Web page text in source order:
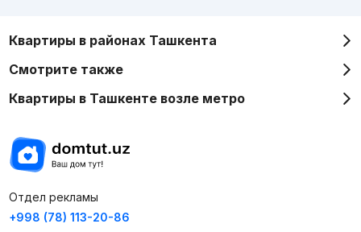
Квартиры в районах Ташкента
Смотрите также
Квартиры в Ташкенте возле метро
Отдел рекламы
+998 (78) 113-20-86